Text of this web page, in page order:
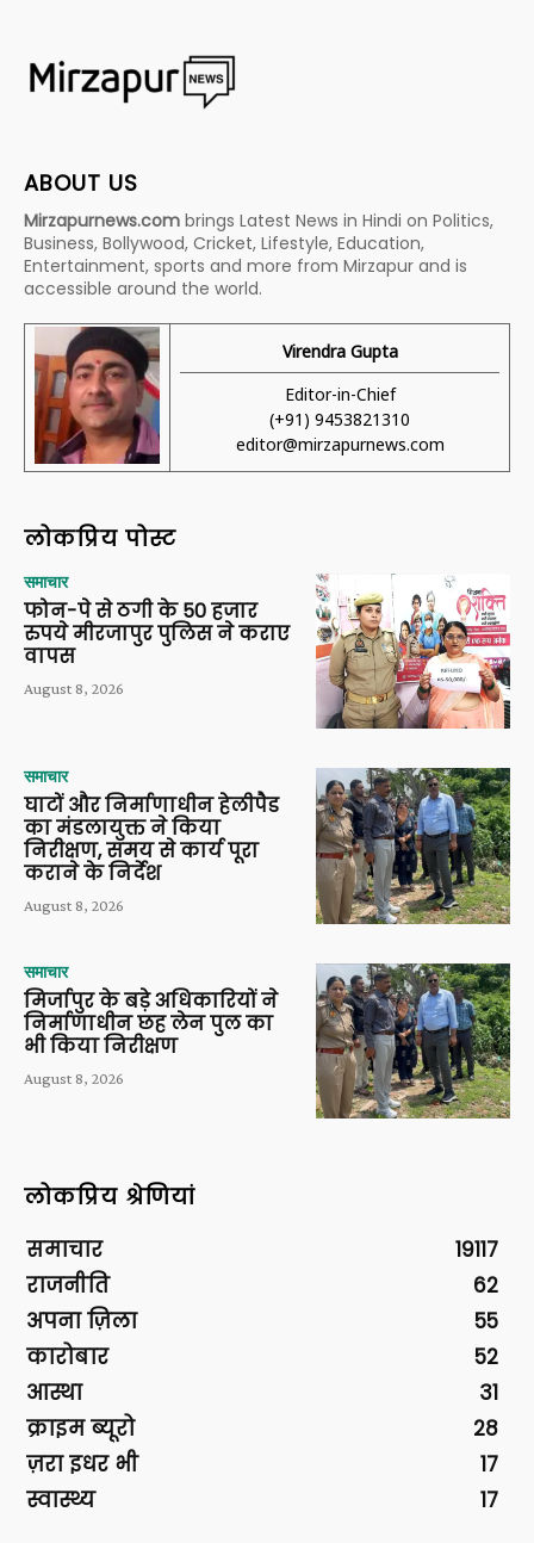
ABOUT US
Mirzapurnews.com brings Latest News in Hindi on Politics,
Business, Bollywood, Cricket, Lifestyle, Education,
Entertainment, sports and more from Mirzapur and is
accessible around the world.
Virendra Gupta
Editor-in-Chief
(+91) 9453821310
editor@mirzapurnews.com
लोकप्रिय पोस्ट
समाचार
फोन-पे से ठगी के 50 हजार
रुपये मीरजापुर पुलिस ने कराए
वापस
August 8, 2026
समाचार
घाटों और निर्माणाधीन हेलीपैड
का मंडलायुक्त ने किया
निरीक्षण, समय से कार्य पूरा
कराने के निर्देश
August 8, 2026
समाचार
मिर्जापुर के बड़े अधिकारियों ने
निर्माणाधीन छह लेन पुल का
भी किया निरीक्षण
August 8, 2026
लोकप्रिय श्रेणियां
समाचार
19117
राजनीति
62
अपना ज़िला
55
कारोबार
52
आस्था
31
क्राइम ब्यूरो
28
ज़रा इधर भी
17
स्वास्थ्य
17